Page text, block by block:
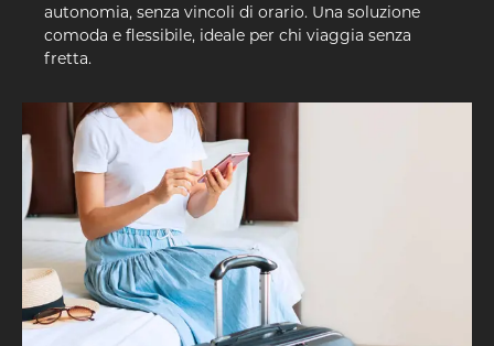
autonomia, senza vincoli di orario. Una soluzione
comoda e flessibile, ideale per chi viaggia senza
fretta.